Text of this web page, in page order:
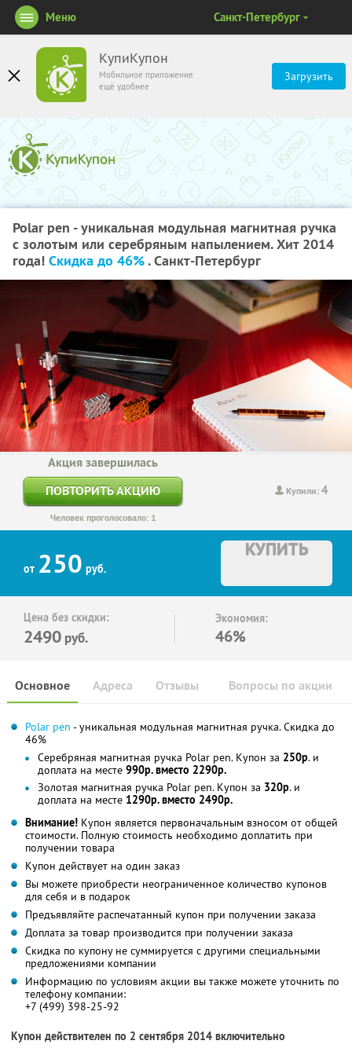
КупиКупон
Мобильное приложение
ещё удобнее
Загрузить
Меню Санкт-Петербург
Polar pen - уникальная модульная магнитная ручка
с золотым или серебряным напылением. Хит 2014
года! Скидка до 46%. Санкт-Петербург
Купили:4
Акция завершилась
ПОВТОРИТЬ АКЦИЮ
Человек проголосовало: 1
от 250 руб.
КУПИТЬ
Цена без скидки:
2490 руб.
Экономия:
46%
Основное Отзывы Вопросы по акции
Адреса
Polar pen - уникальная модульная магнитная ручка. Скидка до
46%
Серебряная магнитная ручка Polar pen. Купон за 250р. и
доплата на месте 990р. вместо 2290р.
Золотая магнитная ручка Polar pen. Купон за 320р. и
доплата на месте 1290р. вместо 2490р.
Внимание! Купон является первоначальным взносом от общей
стоимости. Полную стоимость необходимо доплатить при
получении товара
Купон действует на один заказ
Вы можете приобрести неограниченное количество купонов
для себя и в подарок
Предъявляйте распечатанный купон при получении заказа
Доплата за товар производится при получении заказа
Скидка по купону не суммируется с другими специальными
предложениями компании
Информацию по условиям акции вы также можете уточнить по
телефону компании:
+7 (499) 398-25-92
Купон действителен по 2 сентября 2014 включительно